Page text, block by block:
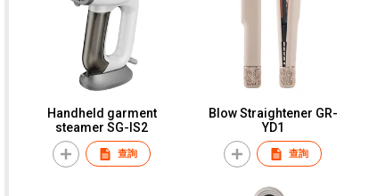
Handheld garment
steamer SG-IS2
查詢
Blow Straightener GR-
YD1
查詢